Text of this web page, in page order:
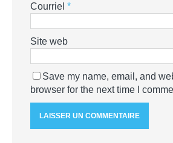
Courriel *
Site web
Save my name, email, and
browser for the next time I